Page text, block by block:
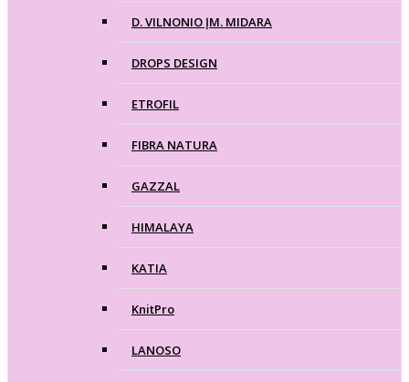
D. VILNONIO ĮM. MIDARA
DROPS DESIGN
ETROFIL
FIBRA NATURA
GAZZAL
HIMALAYA
KATIA
KnitPro
LANOSO